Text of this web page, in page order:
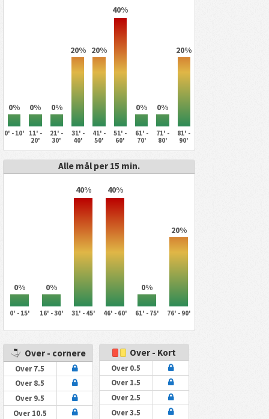
0% 0% 0%
20% 20%
40%
0% 0%
20%
0' - 10'
11' -
20'
21' -
30'
31' -
40'
41' -
50'
51' -
60'
61' -
70'
71' -
80'
81' -
90'
Alle mål per 15 min.
0% 0%
40% 40%
0%
20%
0' - 15' 16' - 30' 31' - 45' 46' - 60' 61' - 75' 76' - 90'
Over - cornere
Over 7.5
Over 8.5
Over 9.5
Over 10.5
Over - Kort
Over 0.5
Over 1.5
Over 2.5
Over 3.5